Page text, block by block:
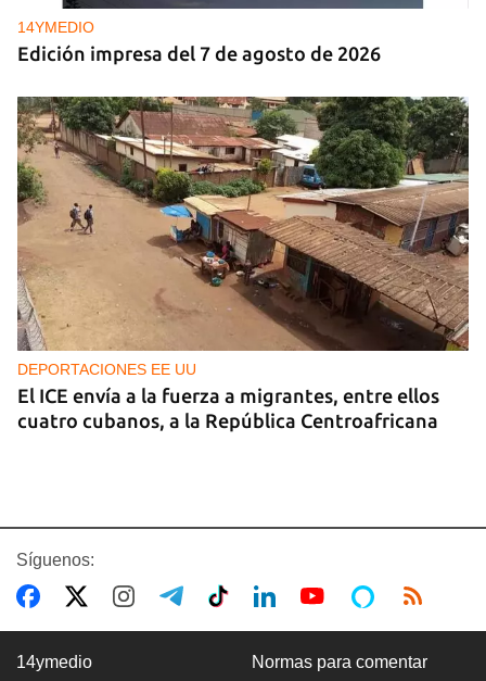
14YMEDIO
Edición impresa del 7 de agosto de 2026
DEPORTACIONES EE UU
El ICE envía a la fuerza a migrantes, entre ellos
cuatro cubanos, a la República Centroafricana
Síguenos:
14ymedio Normas para comentar